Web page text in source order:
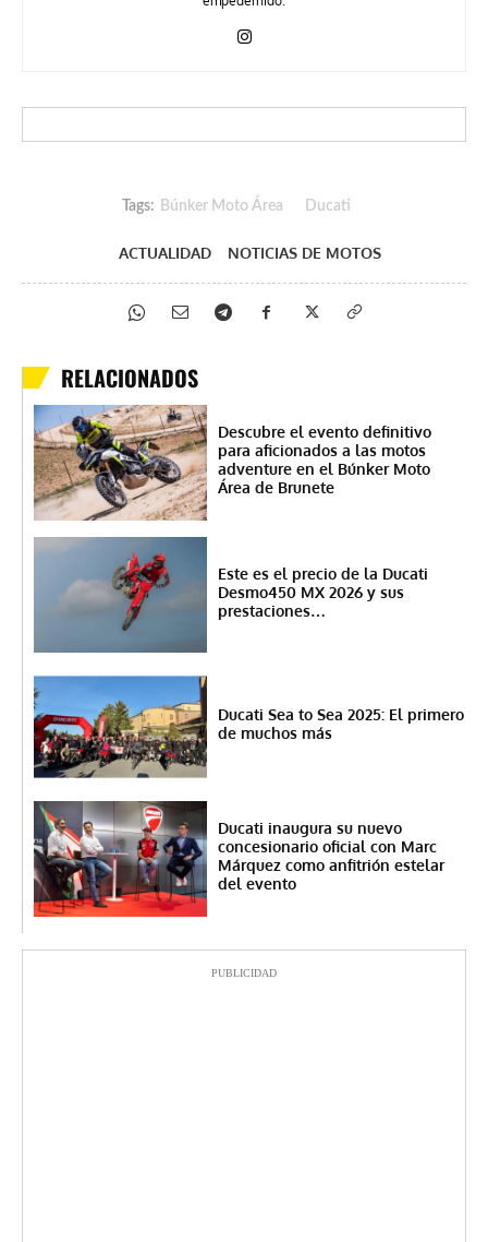
Tags: Búnker Moto Área Ducati
ACTUALIDAD NOTICIAS DE MOTOS
RELACIONADOS
Descubre el evento definitivo
para aficionados a las motos
adventure en el Búnker Moto
Área de Brunete
Este es el precio de la Ducati
Desmo450 MX 2026 y sus
prestaciones…
Ducati Sea to Sea 2025: El primero
de muchos más
Ducati inaugura su nuevo
concesionario oficial con Marc
Márquez como anfitrión estelar
del evento
PUBLICIDAD